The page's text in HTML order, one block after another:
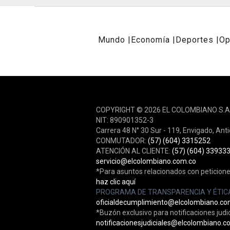
Mundo Economía Deportes
COPYRIGHT © 2026 EL COLOMBIANO
NIT: 890901352-3
Carrera 48 N° 30 Sur - 119, Envigado,
CONMUTADOR:(57) (604) 3315252
ATENCIÓN AL CLIENTE: (57) (604)
servicio@elcolombiano.com.co
*Para asuntos relacionados con
haz clic aquí
PROGRAMA DE TRANSPARENCIA Y
*Buzón exclusivo para notificaciones